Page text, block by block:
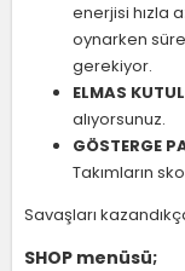
enerjisi hızla
oynarken
gerekiyor.
ELMAS
alıyorsunuz.
GÖSTERGE
Takımların
Savaşları
SHOP menüsü;